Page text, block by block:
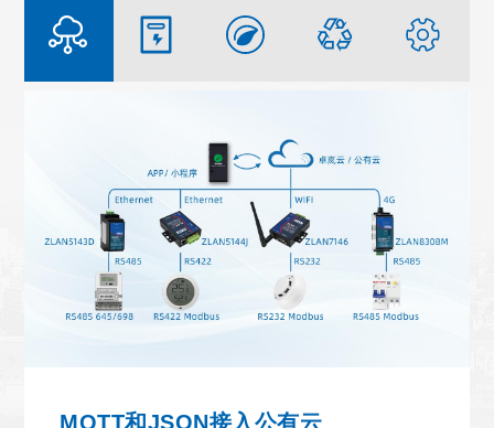
MQTT和JSON接入公有云